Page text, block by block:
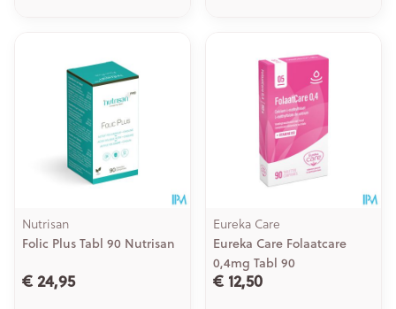
Nutrisan
Folic Plus Tabl 90 Nutrisan
€ 24,95
Eureka Care
Eureka Care Folaatcare
0,4mg Tabl 90
€ 12,50